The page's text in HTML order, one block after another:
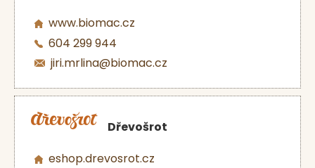
www.biomac.cz
604 299 944
jiri.mrlina@biomac.cz
Dřevošrot
eshop.drevosrot.cz